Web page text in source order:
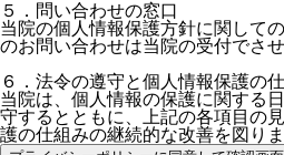
５．問い合わせの窓口
当院の個人情報保護方針に関して
のお問い合わせは当院の受付でさ
６．法令の遵守と個人情報保護の
当院は、個人情報の保護に関する
守するとともに、上記の各項目の
護の仕組みの継続的な改善を図りま